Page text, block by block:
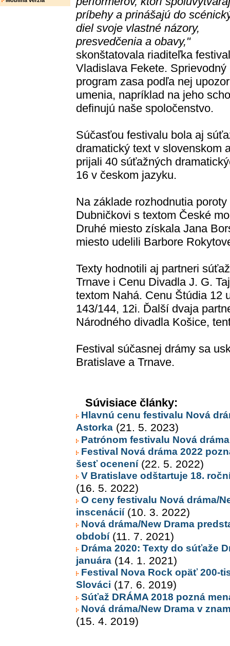
príbehy a prinášajú do
diel svoje vlastné názory,
presvedčenia a obavy,"
skonštatovala riaditeľka
Vladislava Fekete. Sprievodný
program zasa podľa nej
umenia, napríklad na jeho
definujú naše spoločenstvo.
Súčasťou festivalu bola aj
dramatický text v slovenskom
prijali 40 súťažných
16 v českom jazyku.
Na základe rozhodnutia
Dubničkovi s textom České
Druhé miesto získala Jana
miesto udelili Barbore
Texty hodnotili aj partneri
Trnave i Cenu Divadla J. G.
textom Nahá. Cenu Štúdia 12
143/144, 12i. Ďalší dvaja
Národného divadla Košice,
Festival súčasnej drámy sa
Bratislave a Trnave.
Súvisiace články:
Hlavnú cenu festivalu Nová
Astorka (21. 5. 2023)
Patrónom festivalu Nová
Festival Nová dráma 2022
šesť ocenení(22. 5. 2022)
V Bratislave odštartuje 18.
(16. 5. 2022)
O ceny festivalu Nová dráma/
inscenácií(10. 3. 2022)
Nová dráma/New Drama
období(11. 7. 2021)
Dráma 2020: Texty do súťaže
januára (14. 1. 2021)
Festival Nova Rock opäť 200-
Slováci (17. 6. 2019)
Súťaž DRÁMA 2018 pozná
Nová dráma/New Drama v
(15. 4. 2019)